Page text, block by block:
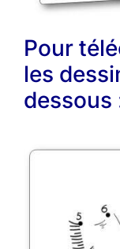
Pour
les
dessous